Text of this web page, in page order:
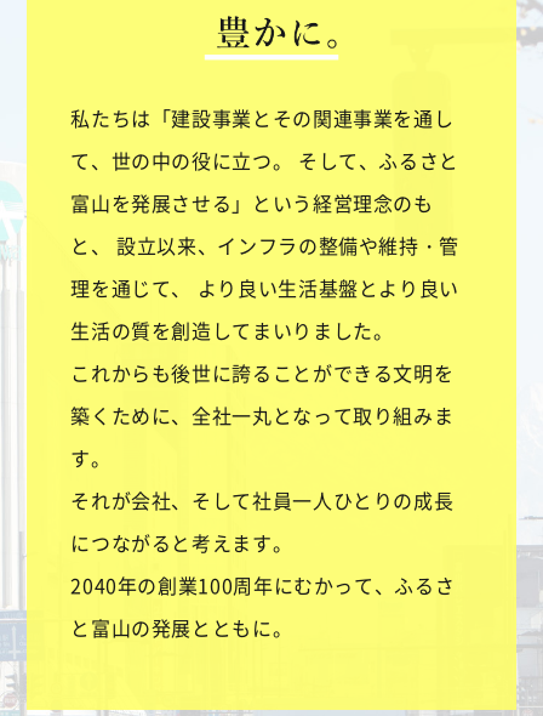
私たちは「建設事業とその関連事業を通し
て、世の中の役に立つ。
そして、ふるさと
富山を発展させる」という経営理念のも
と、
設立以来、インフラの整備や維持・管
理を通じて、
より良い生活基盤とより良い
生活の質を創造してまいりました。
これからも後世に誇ることができる文明を
築くために、全社一丸となって取り組みま
す。
それが会社、そして社員一人ひとりの成長
につながると考えます。
2040年の創業100周年にむかって、ふるさ
と富山の発展とともに。